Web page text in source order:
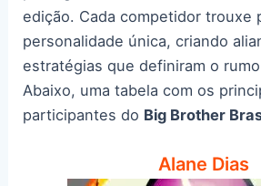
edição. Cada competidor trouxe
personalidade única, criando
estratégias que definiram o
Abaixo, uma tabela com os
participantes do Big Brother
Alane Dias